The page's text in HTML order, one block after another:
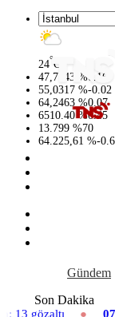
24°C
47,7143 %0.16
55,0317 %-0.02
64,2463 %0.07
6510.40 %0.45
13.799 %70
64.225,61 %-
Gündem
Son Dakika
Japonya'da aşırı